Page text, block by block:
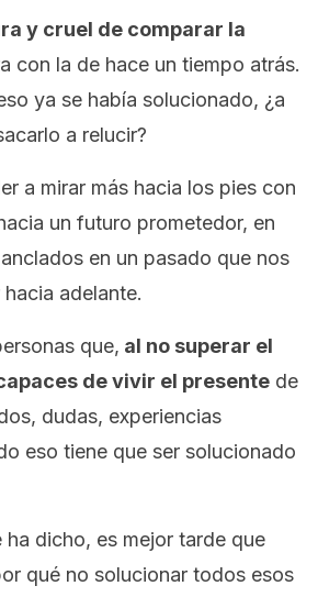
y cruel de comparar la
con la de hace un tiempo atrás.
ya se había solucionado, ¿a
a relucir?
a mirar más hacia los pies con
un futuro prometedor, en
en un pasado que nos
adelante.
que, al no superar el
de vivir el presente de
dudas, experiencias
eso tiene que ser solucionado
ha dicho, es mejor tarde que
qué no solucionar todos esos